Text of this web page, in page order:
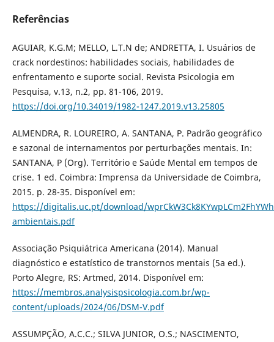
Referências
AGUIAR, K.G.M; MELLO, L.T.N de; ANDRETTA, I. Usuários de
crack nordestinos: habilidades sociais, habilidades de
enfrentamento e suporte social. Revista Psicologia em
Pesquisa, v.13, n.2, pp. 81-106, 2019.
https://doi.org/10.34019/1982-1247.2019.v13.25805
ALMENDRA, R. LOUREIRO, A. SANTANA, P. Padrão geográfico
e sazonal de internamentos por perturbações mentais. In:
SANTANA, P (Org). Território e Saúde Mental em tempos de
crise. 1 ed. Coimbra: Imprensa da Universidade de Coimbra,
2015. p. 28-35. Disponível em:
https://digitalis.uc.pt/download/
ambientais.pdf
Associação Psiquiátrica Americana (2014). Manual
diagnóstico e estatístico de transtornos mentais (5a ed.).
Porto Alegre, RS: Artmed, 2014. Disponível em:
https://membros.analysispsicologia.com.br/wp-
content/uploads/2024/06/DSM-V.pdf
ASSUMPÇÃO, A.C.C.; SILVA JUNIOR, O.S.; NASCIMENTO,